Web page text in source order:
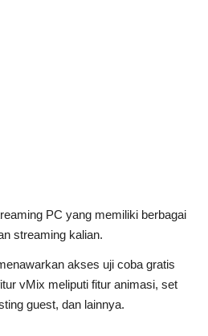
PC yang memiliki berbagai
streaming kalian.
akses uji coba gratis
vMix meliputi fitur animasi, set
guest, dan lainnya.